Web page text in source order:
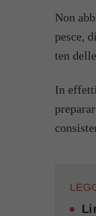
Non
pesce,
ten
In